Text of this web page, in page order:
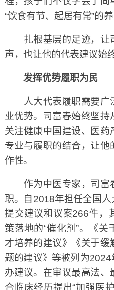
“饮食有节、起居有常”的养
扎根基层的足迹，让
声，也让他的代表建议始
发挥优势履职为民
人大代表履职需要广
业优势。司富春始终坚持
关注健康中国建设、医药
专业与履职的结合，让他
作性。
作为中医专家，司富
职。自2018年担任全国
提交建议和议案266件，
策落地的“催化剂”。《关
才培养的建议》《关于缓
题的建议》等被列为
办建议。在审议最高法、
合临床经历提出“加强医